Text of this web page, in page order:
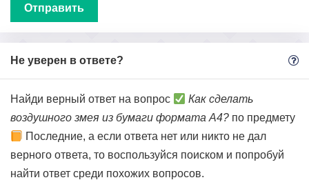
Не уверен в ответе?
Найди верный ответ на вопрос
Как сделать
воздушного змея из бумаги формата А4? по предмету
Последние, а если ответа нет или никто не дал
верного ответа, то воспользуйся поиском и попробуй
найти ответ среди похожих вопросов.